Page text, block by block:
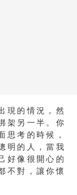
現的情況，然
架另一半。你
思考的時候，
明的人，當我
好像很開心的
不對，讓你懷